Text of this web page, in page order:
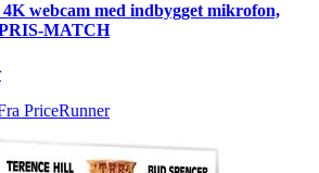
webcam med indbygget mikrofon,
MATCH
PriceRunner